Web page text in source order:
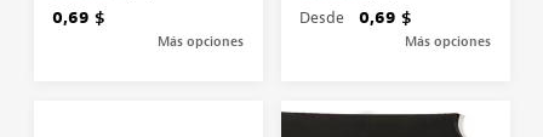
0,69 $
Más opciones
Desde 0,69 $
Más opciones